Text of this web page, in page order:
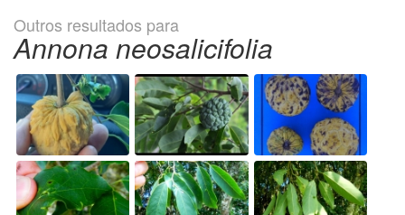
Outros resultados para
Annona neosalicifolia